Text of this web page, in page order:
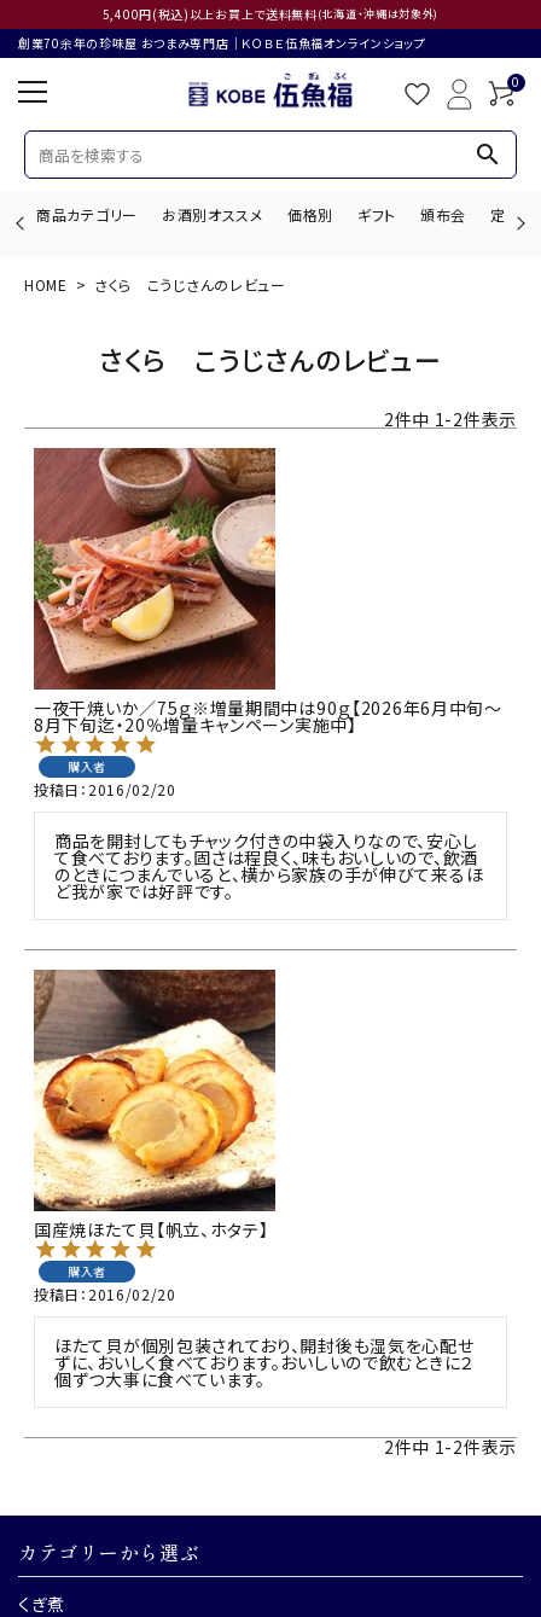
5,400円(税込)以上お買上で送料無料(北海道・沖縄は対象外)
創業70余年の珍味屋 おつまみ専門店│ＫＯＢＥ伍魚福オンラインショップ
0
search
商品カテゴリー お酒別オススメ 価格別 ギフト 頒布会 定期購
ログイン 会員登録
商品カテゴリー
お酒別オススメ
価格別
お問い合わせ
ご利用ガイド
直営店
HOME さくら こうじさんのレビュー
さくら こうじさんのレビュー
2件中 1-2件表示
一夜干焼いか／75ｇ※増量期間中は90ｇ【2026年6月中旬～
8月下旬迄・20％増量キャンペーン実施中】
購入者
投稿日 2016/02/20
商品を開封してもチャック付きの中袋入りなので、安心し
て食べております。固さは程良く、味もおいしいので、飲酒
のときにつまんでいると、横から家族の手が伸びて来るほ
ど我が家では好評です。
国産焼ほたて貝【帆立、ホタテ】
購入者
投稿日 2016/02/20
ほたて貝が個別包装されており、開封後も湿気を心配せ
ずに、おいしく食べております。おいしいので飲むときに２
個ずつ大事に食べています。
2件中 1-2件表示
カテゴリーから選ぶ
くぎ煮